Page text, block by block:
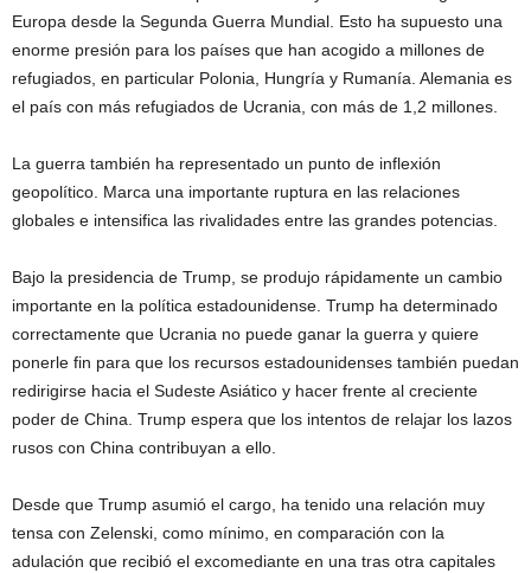
Europa desde la Segunda Guerra Mundial. Esto ha supuesto una
enorme presión para los países que han acogido a millones de
refugiados, en particular Polonia, Hungría y Rumanía. Alemania es
el país con más refugiados de Ucrania, con más de 1,2 millones.
La guerra también ha representado un punto de inflexión
geopolítico. Marca una importante ruptura en las relaciones
globales e intensifica las rivalidades entre las grandes potencias.
Bajo la presidencia de Trump, se produjo rápidamente un cambio
importante en la política estadounidense. Trump ha determinado
correctamente que Ucrania no puede ganar la guerra y quiere
ponerle fin para que los recursos estadounidenses también puedan
redirigirse hacia el Sudeste Asiático y hacer frente al creciente
poder de China. Trump espera que los intentos de relajar los lazos
rusos con China contribuyan a ello.
Desde que Trump asumió el cargo, ha tenido una relación muy
tensa con Zelenski, como mínimo, en comparación con la
adulación que recibió el excomediante en una tras otra capitales